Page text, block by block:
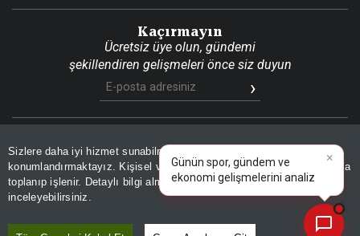
Sizlere daha iyi hizmet sunabilmek adına sitemizde
konumlandırmaktayız. Kişisel verileriniz, KVKK ve GDPR kapsamında
toplanıp işlenir. Detaylı bilgi almak içinAydınlatma Metnimizi
inceleyebilirsiniz.
Kaçırmayın
Ücretsiz üye olun, gündemi
şekillendiren gelişmeleri önce siz duyun
© 2026 İhlas Medya Grubu. Tüm Hakları Saklıdır
Son DakikaSite HaritasıRSSKVKK Aydınlatma Metni
Gizlilik PolitikasıÇerez Politikası
×
Günün spor, gündem ve
ekonomi gelişmelerini analiz
edin!